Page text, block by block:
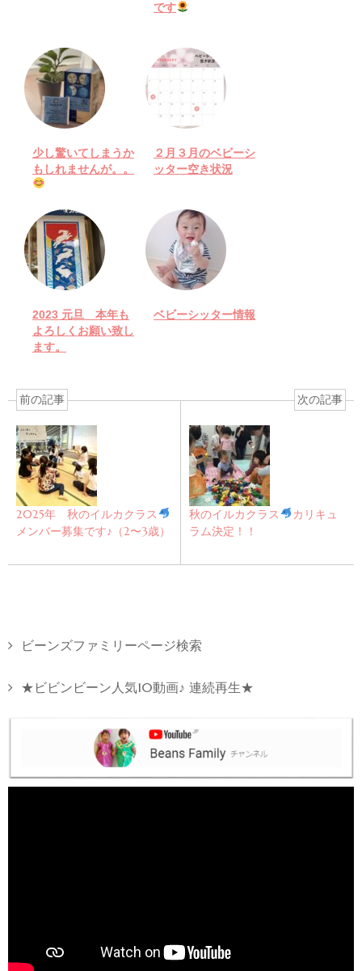
です
少し驚いてしまうか
もしれませんが。。
２月３月のベビーシ
ッター空き状況
2023 元旦 本年も
よろしくお願い致し
ます。
ベビーシッター情報
前の記事
2025年 秋のイルカクラス
メンバー募集です♪（2〜3歳）
次の記事
秋のイルカクラス
カリキュ
ラム決定！！
ビーンズファミリーページ検索
★ビビンビーン人気10動画♪ 連続再生★